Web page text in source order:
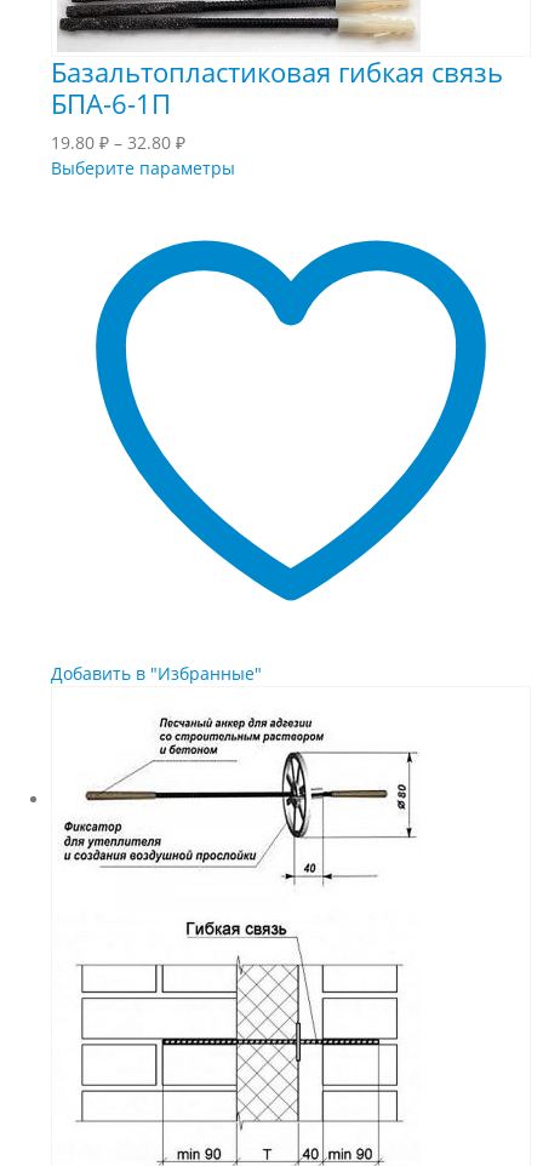
Базальтопластиковая гибкая связь
БПА-6-1П
19.80 ₽ – 32.80 ₽Диапазон
цен:
32.80 ₽
Выберите параметры
несколько
вариаций.
Опции
можно
Добавить в "Избранные"